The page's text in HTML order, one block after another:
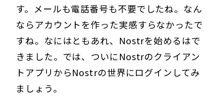
す。メールも電話番号も不要でしたね。なん
ならアカウントを作った実感すらなかったで
すね。なにはともあれ、Nostrを始めるはで
きました。では、ついにNostrのクライアン
トアプリからNostrの世界にログインしてみ
ましょう。